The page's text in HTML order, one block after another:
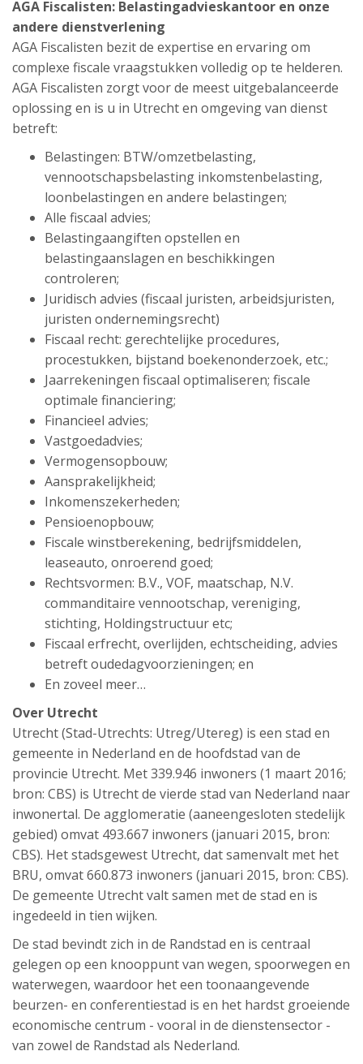
AGA Fiscalisten: Belastingadvieskantoor en onze
andere dienstverlening
AGA Fiscalisten bezit de expertise en ervaring om
complexe fiscale vraagstukken volledig op te helderen.
AGA Fiscalisten zorgt voor de meest uitgebalanceerde
oplossing en is u in Utrecht en omgeving van dienst
betreft:
Belastingen: BTW/omzetbelasting,
vennootschapsbelasting inkomstenbelasting,
loonbelastingen en andere belastingen;
Alle fiscaal advies;
Belastingaangiften opstellen en
belastingaanslagen en beschikkingen
controleren;
Juridisch advies (fiscaal juristen, arbeidsjuristen,
juristen ondernemingsrecht)
Fiscaal recht: gerechtelijke procedures,
procestukken, bijstand boekenonderzoek, etc.;
Jaarrekeningen fiscaal optimaliseren; fiscale
optimale financiering;
Financieel advies;
Vastgoedadvies;
Vermogensopbouw;
Aansprakelijkheid;
Inkomenszekerheden;
Pensioenopbouw;
Fiscale winstberekening, bedrijfsmiddelen,
leaseauto, onroerend goed;
Rechtsvormen: B.V., VOF, maatschap, N.V.
commanditaire vennootschap, vereniging,
stichting, Holdingstructuur etc;
Fiscaal erfrecht, overlijden, echtscheiding, advies
betreft oudedagvoorzieningen; en
En zoveel meer…
Over Utrecht
Utrecht (Stad-Utrechts: Utreg/Utereg) is een stad en
gemeente in Nederland en de hoofdstad van de
provincie Utrecht. Met 339.946 inwoners (1 maart 2016;
bron: CBS) is Utrecht de vierde stad van Nederland naar
inwonertal. De agglomeratie (aaneengesloten stedelijk
gebied) omvat 493.667 inwoners (januari 2015, bron:
CBS). Het stadsgewest Utrecht, dat samenvalt met het
BRU, omvat 660.873 inwoners (januari 2015, bron: CBS).
De gemeente Utrecht valt samen met de stad en is
ingedeeld in tien wijken.
De stad bevindt zich in de Randstad en is centraal
gelegen op een knooppunt van wegen, spoorwegen en
waterwegen, waardoor het een toonaangevende
beurzen- en conferentiestad is en het hardst groeiende
economische centrum - vooral in de dienstensector -
van zowel de Randstad als Nederland.